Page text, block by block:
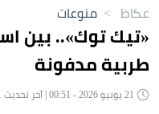
عكاظ > منوعات
«تيك توك».. بين
طربية مدفونة